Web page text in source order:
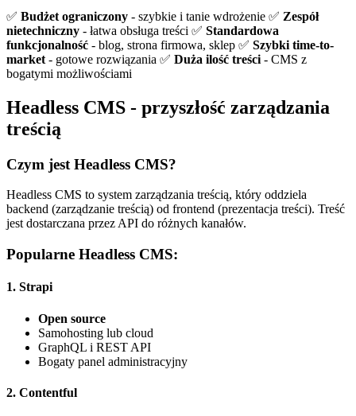
✅ Budżet ograniczony - szybkie i tanie wdrożenie ✅ Zespół
nietechniczny - łatwa obsługa treści ✅ Standardowa
funkcjonalność - blog, strona firmowa, sklep ✅ Szybki time-to-
market - gotowe rozwiązania ✅ Duża ilość treści - CMS z
bogatymi możliwościami
Headless CMS - przyszłość zarządzania
treścią
Czym jest Headless CMS?
Headless CMS to system zarządzania treścią, który oddziela
backend (zarządzanie treścią) od frontend (prezentacja treści). Treść
jest dostarczana przez API do różnych kanałów.
Popularne Headless CMS:
1. Strapi
Open source
Samohosting lub cloud
GraphQL i REST API
Bogaty panel administracyjny
2. Contentful